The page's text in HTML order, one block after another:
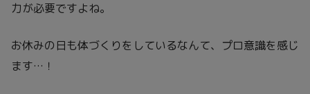
力が必要ですよね。
お休みの日も体づくりをしているなんて、プロ意識を感じ
ます…！